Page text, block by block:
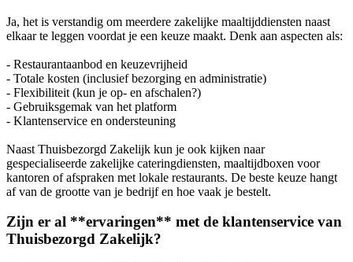
Ja, het is verstandig om meerdere zakelijke maaltijddiensten naast
elkaar te leggen voordat je een keuze maakt. Denk aan aspecten als:
- Restaurantaanbod en keuzevrijheid
- Totale kosten (inclusief bezorging en administratie)
- Flexibiliteit (kun je op- en afschalen?)
- Gebruiksgemak van het platform
- Klantenservice en ondersteuning
Naast Thuisbezorgd Zakelijk kun je ook kijken naar
gespecialiseerde zakelijke cateringdiensten, maaltijdboxen voor
kantoren of afspraken met lokale restaurants. De beste keuze hangt
af van de grootte van je bedrijf en hoe vaak je bestelt.
Zijn er al **ervaringen** met de klantenservice van
Thuisbezorgd Zakelijk?